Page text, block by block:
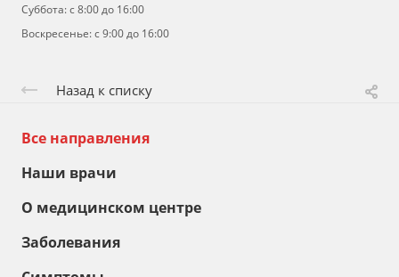
Суббота: с 8:00 до 16:00
Воскресенье: с 9:00 до 16:00
Назад к списку
Все направления
Наши врачи
О медицинском центре
Заболевания